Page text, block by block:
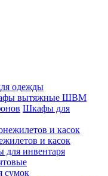
одежды
вытяжные ШВМ
Шкафы для
и касок
инвентаря
сумок